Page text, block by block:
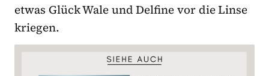
etwas Glück Wale und Delfine vor die Linse
kriegen.